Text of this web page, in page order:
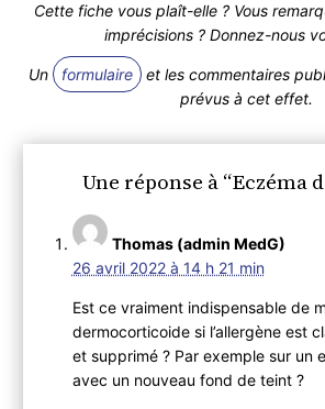
Cette fiche vous plaît-elle ? Vous
imprécisions ? Donnez-nous
Un formulaire
et les commentaires
prévus à cet effet.
Une réponse à “Eczéma
Thomas (admin MedG)
26 avril 2022 à 14 h 21 min
Est ce vraiment indispensable de
dermocorticoide si l’allergène est
et supprimé ? Par exemple sur un
avec un nouveau fond de teint ?